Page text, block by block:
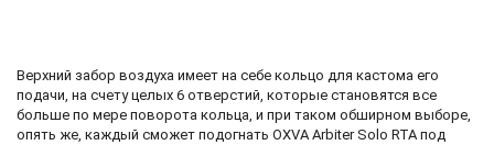
Верхний забор воздуха имеет на себе кольцо для кастома его
подачи, на счету целых 6 отверстий, которые становятся все
больше по мере поворота кольца, и при таком обширном выборе,
опять же, каждый сможет подогнать OXVA Arbiter Solo RTA под